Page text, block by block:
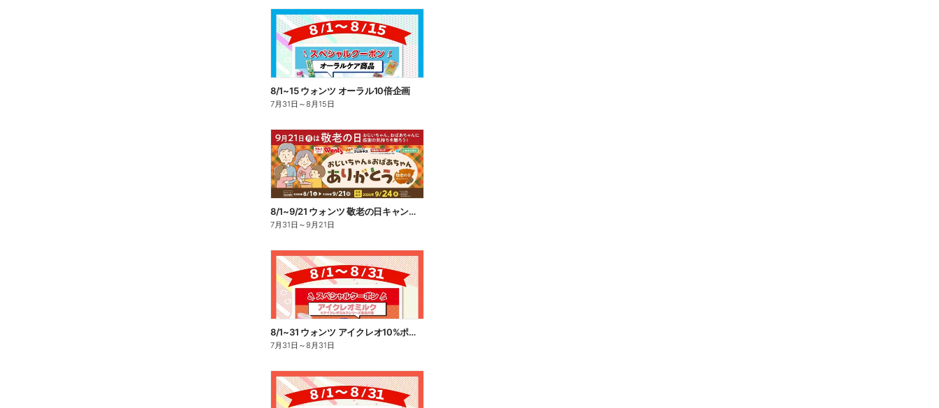
8/1~15 ウォンツ オーラル10倍企画
7月31日 ～8月15日
8/1~9/21 ウォンツ 敬老の日キャンペーン
7月31日 ～9月21日
8/1~31 ウォンツ アイクレオ10%ポイント還元
7月31日 ～8月31日